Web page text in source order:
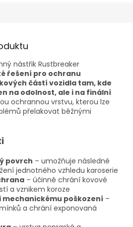
nástřik Rustbreaker
řešení pro ochranu
částí vozidla tam, kde
na odolnost, ale i na finální
ochrannou vrstvu, kterou lze
přelakovat běžnými
povrch – umožňuje následné
jednotného vzhledu karoserie
– účinně chrání kovové
a vznikem koroze
poškození –
a chrání exponovaná